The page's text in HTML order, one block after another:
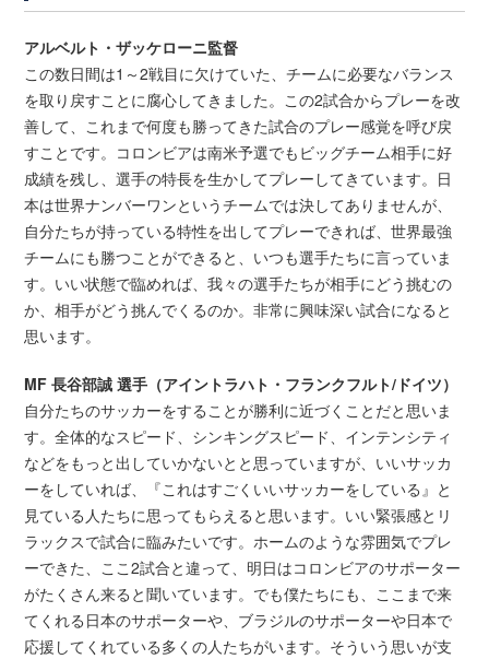
アルベルト・ザッケローニ監督
この数日間は1～2戦目に欠けていた、チームに必要なバランス
を取り戻すことに腐心してきました。この2試合からプレーを改
善して、これまで何度も勝ってきた試合のプレー感覚を呼び戻
すことです。コロンビアは南米予選でもビッグチーム相手に好
成績を残し、選手の特長を生かしてプレーしてきています。日
本は世界ナンバーワンというチームでは決してありませんが、
自分たちが持っている特性を出してプレーできれば、世界最強
チームにも勝つことができると、いつも選手たちに言っていま
す。いい状態で臨めれば、我々の選手たちが相手にどう挑むの
か、相手がどう挑んでくるのか。非常に興味深い試合になると
思います。
MF 長谷部誠 選手（アイントラハト・フランクフルト/ドイツ）
自分たちのサッカーをすることが勝利に近づくことだと思いま
す。全体的なスピード、シンキングスピード、インテンシティ
などをもっと出していかないとと思っていますが、いいサッカ
ーをしていれば、『これはすごくいいサッカーをしている』と
見ている人たちに思ってもらえると思います。いい緊張感とリ
ラックスで試合に臨みたいです。ホームのような雰囲気でプレ
ーできた、ここ2試合と違って、明日はコロンビアのサポーター
がたくさん来ると聞いています。でも僕たちにも、ここまで来
てくれる日本のサポーターや、ブラジルのサポーターや日本で
応援してくれている多くの人たちがいます。そういう思いが支